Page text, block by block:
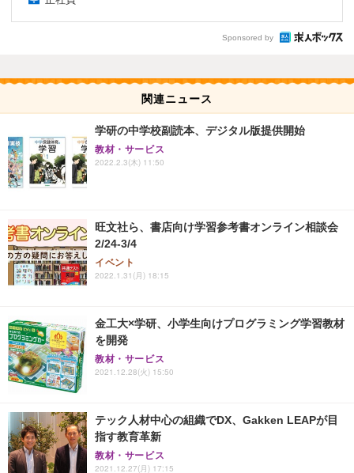
Sponsored by
関連ニュース
学研の中学校副読本、デジタル版提供開始
教材・サービス
2022.2.3(木) 11:50
旺文社ら、書店向け学習参考書オンライン相談会
2/24-3/4
イベント
2022.1.31(月) 18:15
金工大×学研、小学生向けプログラミング学習教材
を開発
教材・サービス
2021.12.28(火) 15:50
テック人材中心の組織でDX、Gakken LEAPが目
指す教育革新
教材・サービス
2021.12.27(月) 17:15